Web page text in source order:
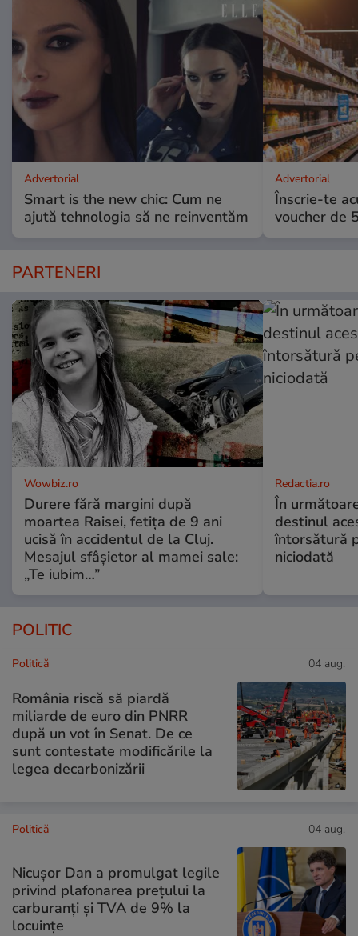
Advertorial
Smart is the new chic: Cum ne
ajută tehnologia să ne reinventăm
Advertorial
Înscrie-te
voucher de
PARTENERI
Wowbiz.ro
Durere fără margini după
moartea Raisei, fetița de 9 ani
ucisă în accidentul de la Cluj.
Mesajul sfâșietor al mamei sale:
„Te iubim…”
Redactia.ro
În
destinul
întorsătură
niciodată
POLITIC
Politică 04 aug.
România riscă să piardă
miliarde de euro din PNRR
după un vot în Senat. De ce
sunt contestate modificările la
legea decarbonizării
Politică 04 aug.
Nicușor Dan a promulgat legile
privind plafonarea prețului la
carburanți și TVA de 9% la
locuințe